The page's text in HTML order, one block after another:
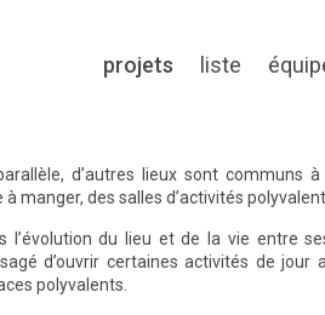
projets liste
d’autres lieux sont communs
à manger, des salles d’activités
l’évolution du lieu et de la vie entre
d’ouvrir certaines activités de
polyvalents.